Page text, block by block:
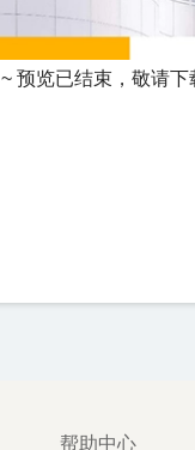
~ 预览已结束，敬请下
帮助中心